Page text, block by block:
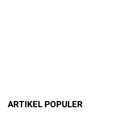
ARTIKEL POPULER